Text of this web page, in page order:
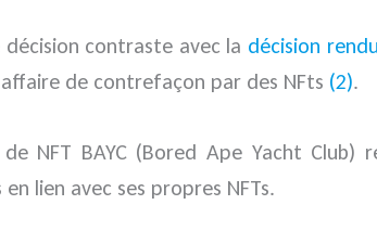
contraste avec la décision
de contrefaçon par des NFts (2).
NFT BAYC (Bored Ape Yacht Club)
lien avec ses propres NFTs.